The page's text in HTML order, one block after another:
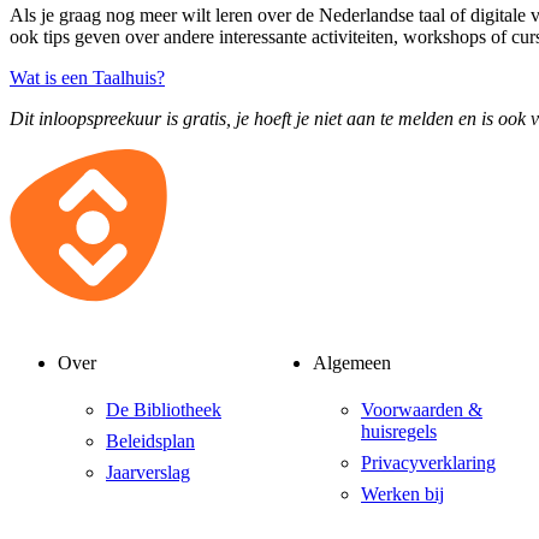
Als je graag nog meer wilt leren over de Nederlandse taal of digitale
ook tips geven over andere interessante activiteiten, workshops of
Wat is een Taalhuis?
Dit inloopspreekuur is gratis, je hoeft je niet aan te melden en is ook
Over
De Bibliotheek
Beleidsplan
Jaarverslag
Algemeen
Voorwaarden &
huisregels
Privacyverklaring
Werken bij